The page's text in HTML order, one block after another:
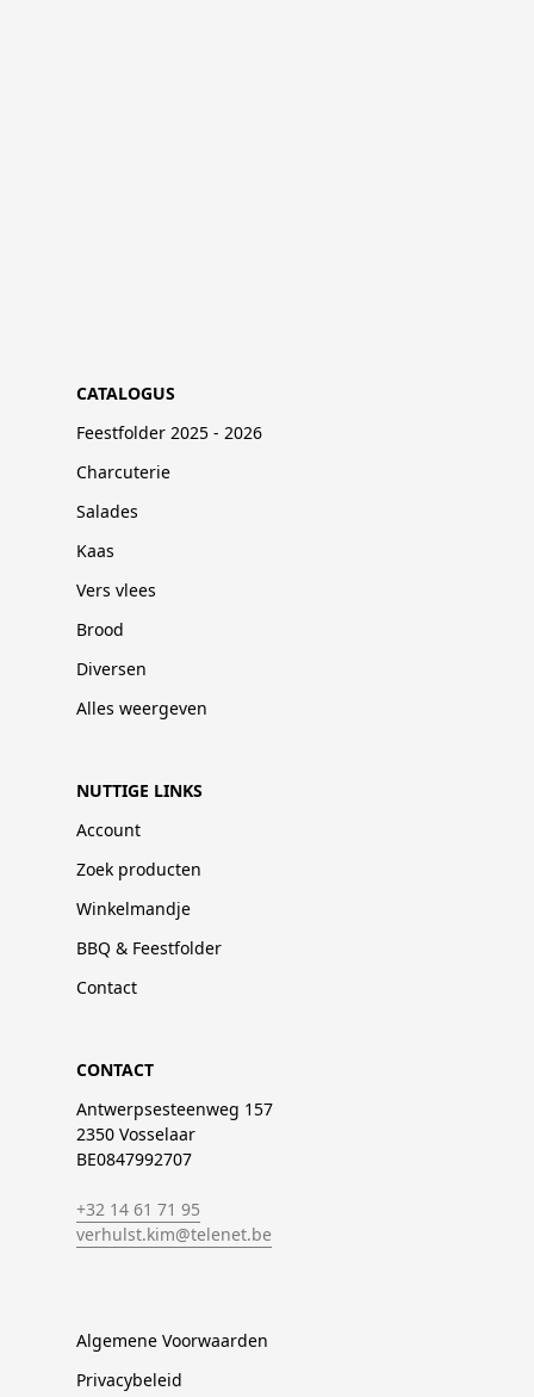
CATALOGUS
Feestfolder 2025 - 2026
Charcuterie
Salades
Kaas
Vers vlees
Brood
Diversen
Alles weergeven
NUTTIGE LINKS
Account
Zoek producten
Winkelmandje
BBQ & Feestfolder
Contact
CONTACT
Antwerpsesteenweg 157
2350 Vosselaar
BE0847992707
+32 14 61 71 95
verhulst.kim@telenet.be
Algemene Voorwaarden
Privacybeleid